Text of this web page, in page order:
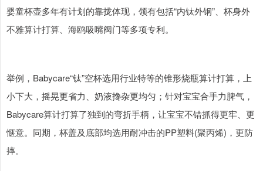
婴童杯壶多年有计划的靠拢体现，领有包括“内钛外钢”、杯身外
不雅算计打算、海鸥吸嘴阀门等多项专利。
举例，Babycare“钛”空杯选用行业特等的锥形烧瓶算计打算，上
小下大，摇晃更省力、奶液搀杂更均匀；针对宝宝合手力脾气，
Babycare算计打算了独到的弯折手柄，让宝宝不错抓得更牢、更
惬意。同期，杯盖及底部均选用耐冲击的PP塑料(聚丙烯)，更防
摔。